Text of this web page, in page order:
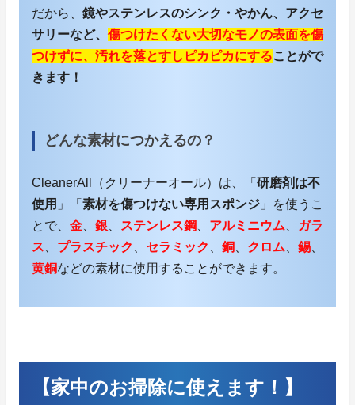
だから、 鏡やステンレスのシンク・やかん、アクセ
サリーなど、 傷つけたくない大切なモノの表面を傷
つけずに、汚れを落とすしピカピカにすることがで
きます！
どんな素材につかえるの？
CleanerAll（クリーナーオール）は、「 研磨剤は不
使用 」「 素材を傷つけない専用スポンジ 」を使うこ
とで、 金 銀 ステンレス鋼 アルミニウム
ガラ
ス
プラスチック セラミック 銅 クロム 錫
黄銅などの素材に使用することができます。
【家中のお掃除に使えます！】